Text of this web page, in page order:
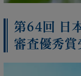
第64回 日
審査優秀賞